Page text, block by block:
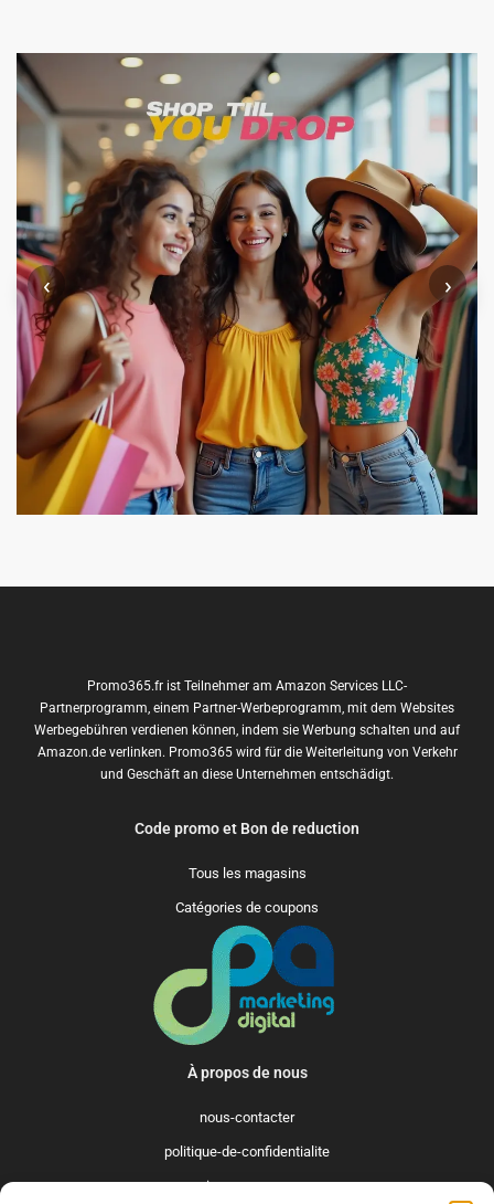
‹ ›
Promo365.fr ist Teilnehmer am Amazon Services LLC-
Partnerprogramm, einem Partner-Werbeprogramm, mit dem Websites
Werbegebühren verdienen können, indem sie Werbung schalten und auf
Amazon.de verlinken. Promo365 wird für die Weiterleitung von Verkehr
und Geschäft an diese Unternehmen entschädigt.
Code promo et Bon de reduction
Tous les magasins
Catégories de coupons
À propos de nous
nous-contacter
politique-de-confidentialite
qui-sommes-nous